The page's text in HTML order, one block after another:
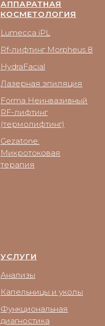
АППАРАТНАЯ
КОСМЕТОЛОГИЯ
Lumecca iPL
Rf-лифтинг Morpheus 8
HydraFacial
Лазерная эпиляция
Forma Неинвазивный
RF-лифтинг
(термолифтинг)
Gezatone:
Микротоковая
терапия
УСЛУГИ
Анализы
Капельницы и уколы
Функциональная
диагностика